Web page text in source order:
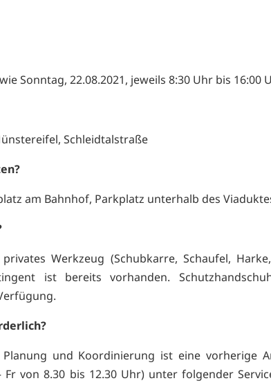
Sonntag, 22.08.2021, jeweils 8:30 Uhr bis 16:00
Schleidtalstraße
am Bahnhof, Parkplatz unterhalb des
Werkzeug (Schubkarre, Schaufel,
ist bereits vorhanden.
Planung und Koordinierung ist eine vorherige
Fr von 8.30 bis 12.30 Uhr) unter folgender